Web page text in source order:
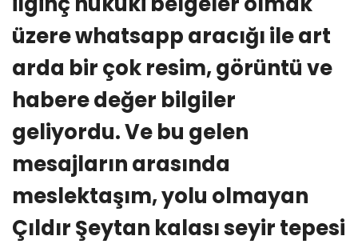
üzere whatsapp aracığı ile art
arda bir çok resim, görüntü ve
habere değer bilgiler
geliyordu. Ve bu gelen
mesajların arasında
meslektaşım, yolu olmayan
Çıldır Şeytan kalası seyir tepesi